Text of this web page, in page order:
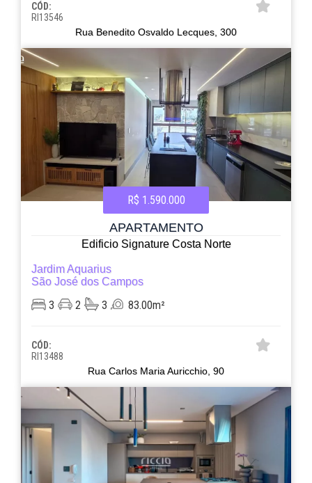
CÓD:
RI13546
Rua Benedito Osvaldo Lecques, 300
R$ 1.590.000
APARTAMENTO
Edificio Signature Costa Norte
Jardim Aquarius
São José dos Campos
3 2 3 83.00m²
CÓD:
RI13488
Rua Carlos Maria Auricchio, 90